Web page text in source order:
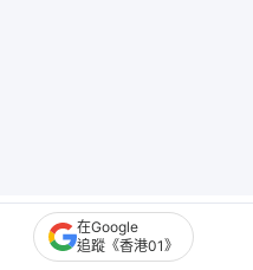
兩地破假冒水務署釣
在Google
追蹤《香港01》